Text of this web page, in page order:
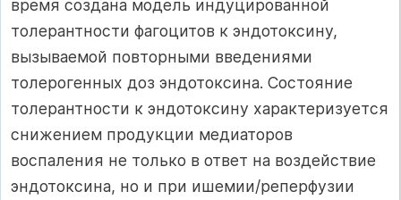
время создана модель индуцированной
толерантности фагоцитов к эндотоксину,
вызываемой повторными введениями
толерогенных доз эндотоксина. Состояние
толерантности к эндотоксину характеризуется
снижением продукции медиаторов
воспаления не только в ответ на воздействие
эндотоксина, но и при ишемии/реперфузии